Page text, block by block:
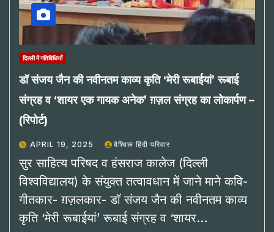
दिल्ली में गतिविधियाँ
डॉ संजय जैन की नवीनतम काव्य कृति ‘मेरी रूबाईयां’ रूबाई
संग्रह व ‘शायर एक गायक अनेक’ ग़ज़ल संग्रह का लोकार्पण –
(रिपोर्ट)
APRIL 19, 2025 वैश्विक हिंदी परिवार
सुर साहित्य परिषद व हंसराज कालेज (दिल्ली
विश्वविद्यालय) के संयुक्त तत्वावधान में जाने माने कवि-
गीतकार- ग़ज़लकार- डॉ संजय जैन की नवीनतम काव्य
कृति ‘मेरी रूबाईयां’ रूबाई संग्रह व ‘शायर…